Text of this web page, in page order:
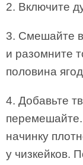
2. Включите
3. Смешайте
и разомните
половина
4. Добавьте
начинку
у чизкейков.